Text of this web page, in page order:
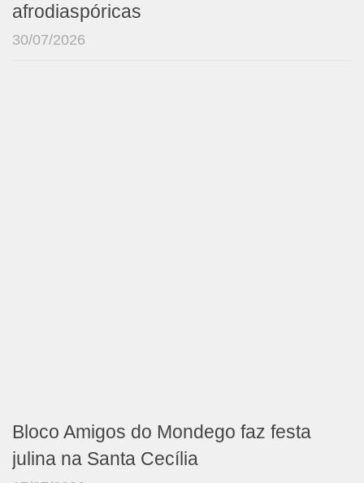
afrodiaspóricas
30/07/2026
Bloco Amigos do Mondego faz festa
julina na Santa Cecília